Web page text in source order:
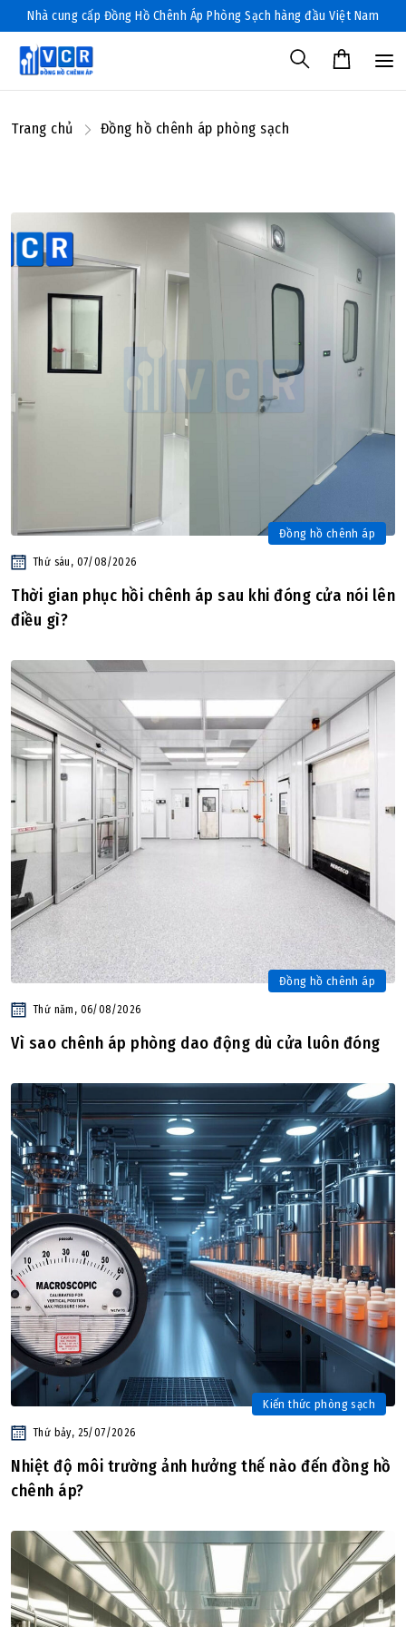
Nhà cung cấp Đồng Hồ Chênh Áp Phòng Sạch hàng đầu Việt Nam
Trang chủ Đồng hồ chênh áp phòng sạch
Đồng hồ chênh áp
Thứ sáu, 07/08/2026
Thời gian phục hồi chênh áp sau khi đóng cửa nói lên
điều gì?
Đồng hồ chênh áp
Thứ năm, 06/08/2026
Vì sao chênh áp phòng dao động dù cửa luôn đóng
Kiến thức phòng sạch
Thứ bảy, 25/07/2026
Nhiệt độ môi trường ảnh hưởng thế nào đến đồng hồ
chênh áp?